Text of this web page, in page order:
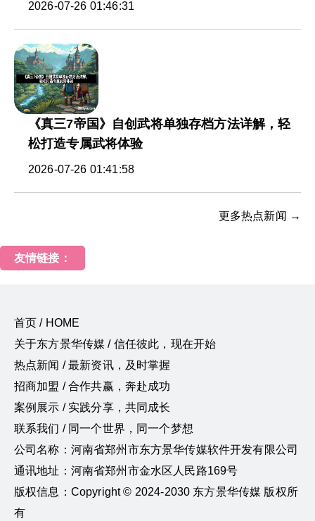
2026-07-26 01:46:31
《真三7帝国》自创武将单独存档方法详解，轻
松打造专属武将体验
2026-07-26 01:41:58
更多热点新闻 →
友情链接：
首页 / HOME
关于东方景华传媒 / 信任彼此，现在开始
热点新闻 / 最新资讯，及时掌握
招商加盟 / 合作共赢，奔赴成功
案例展示 / 实践分享，共同成长
联系我们 / 同一个世界，同一个梦想
公司名称：河南省郑州市东方景华传媒软件开发有限公司
通讯地址：河南省郑州市金水区人民路169号
版权信息：Copyright © 2024-2030 东方景华传媒 版权所
有